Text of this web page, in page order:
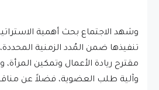
وشهد الاجتماع بحث أهمية
تنفيذها ضمن المُدد الزمنية
مقترح ريادة الأعمال وتمكين
وآلية طلب العضوية، فضلاً عن